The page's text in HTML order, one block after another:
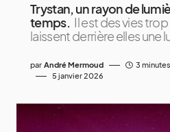
Trystan, un rayon de
temps. Il est des vies
laissent derrière elles une
par André Mermoud
3
5 janvier 2026